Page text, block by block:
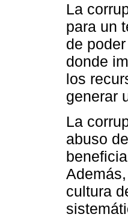
La
para un
de
donde
los
generar
La
abuso
cultura